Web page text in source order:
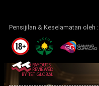
Pensijilan & Keselamatan oleh :